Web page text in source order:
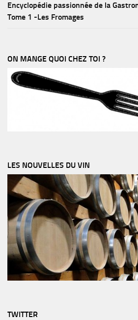
Encyclopédie passionnée de la
Tome 1 -Les Fromages
ON MANGE QUOI CHEZ TOI ?
LES NOUVELLES DU VIN
TWITTER